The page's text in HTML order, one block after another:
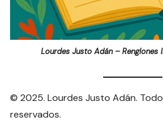
Lourdes Justo Adán – Renglones
© 2025. Lourdes Justo Adán.
reservados.